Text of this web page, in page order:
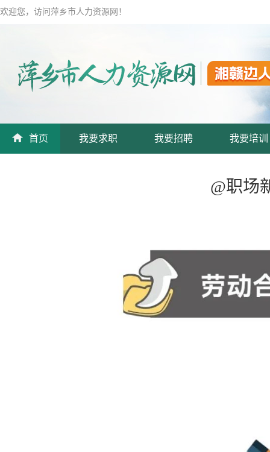
欢迎您，访问萍乡市人力资源网！
首页 我要求职 我要招聘 我要培训
@职场